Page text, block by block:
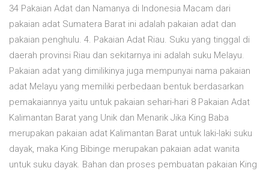
34 Pakaian Adat dan Namanya di Indonesia Macam dari
pakaian adat Sumatera Barat ini adalah pakaian adat dan
pakaian penghulu. 4. Pakaian Adat Riau. Suku yang tinggal di
daerah provinsi Riau dan sekitarnya ini adalah suku Melayu.
Pakaian adat yang dimilikinya juga mempunyai nama pakaian
adat Melayu yang memiliki perbedaan bentuk berdasarkan
pemakaiannya yaitu untuk pakaian sehari-hari 8 Pakaian Adat
Kalimantan Barat yang Unik dan Menarik Jika King Baba
merupakan pakaian adat Kalimantan Barat untuk laki-laki suku
dayak, maka King Bibinge merupakan pakaian adat wanita
untuk suku dayak. Bahan dan proses pembuatan pakaian King